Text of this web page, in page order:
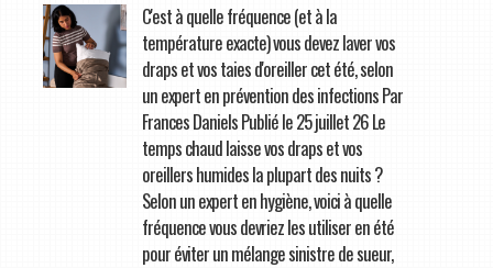
C'est à quelle fréquence (et à la
température exacte) vous devez laver vos
draps et vos taies d'oreiller cet été, selon
un expert en prévention des infections Par
Frances Daniels Publié le 25 juillet 26 Le
temps chaud laisse vos draps et vos
oreillers humides la plupart des nuits ?
Selon un expert en hygiène, voici à quelle
fréquence vous devriez les utiliser en été
pour éviter un mélange sinistre de sueur,